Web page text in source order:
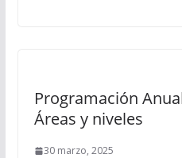
Programación
Áreas y niveles
30 marzo, 2025